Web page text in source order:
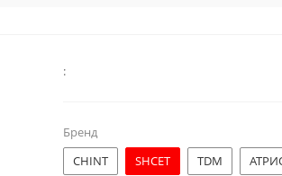
:
Бренд
CHINT
SHCET TDM